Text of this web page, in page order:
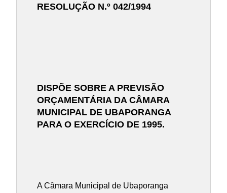
RESOLUÇÃO N.º 042/1994
DISPÕE SOBRE A PREVISÃO
ORÇAMENTÁRIA DA CÂMARA
MUNICIPAL DE UBAPORANGA
PARA O EXERCÍCIO DE 1995.
A Câmara Municipal de Ubaporanga